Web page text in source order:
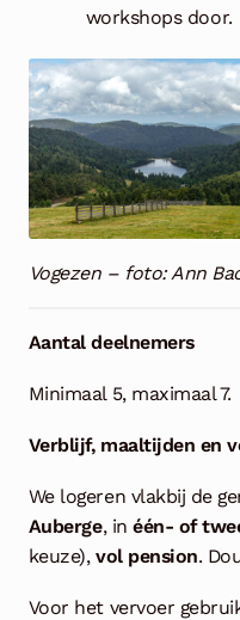
workshops door.
Vogezen – foto: Ann
Aantal deelnemers
Minimaal 5, maximaal 7.
Verblijf, maaltijden en
We logeren vlakbij de
Auberge, inéén- of
keuze),vol pension.
Voor het vervoer